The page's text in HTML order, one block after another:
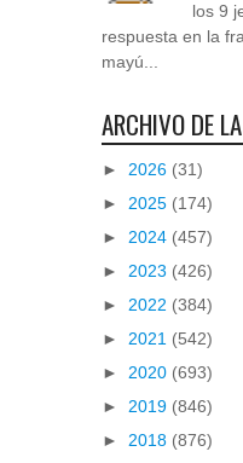
los 9
respuesta en la
mayú...
ARCHIVO DE
► 2026 (31)
► 2025 (174)
► 2024 (457)
► 2023 (426)
► 2022 (384)
► 2021 (542)
► 2020 (693)
► 2019 (846)
► 2018 (876)